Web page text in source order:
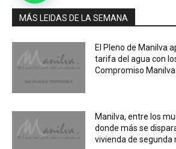
MÁS LEIDAS DE LA SEMANA
El Pleno de Manilva
tarifa del agua con
Compromiso
Manilva, entre los
donde más se
vivienda de segunda